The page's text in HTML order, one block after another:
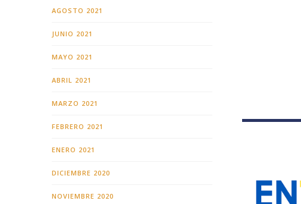
AGOSTO 2021
JUNIO 2021
MAYO 2021
ABRIL 2021
MARZO 2021
FEBRERO 2021
ENERO 2021
DICIEMBRE 2020
NOVIEMBRE 2020